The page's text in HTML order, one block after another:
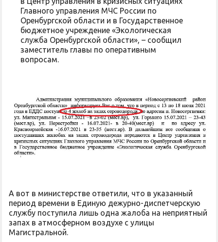
Главного управления МЧС России по
Оренбургской области и в Государственное
бюджетное учреждение «Экологическая
служба Оренбургской области», – сообщил
заместитель главы по оперативным
вопросам.
А вот в министерстве ответили, что в указанный
период времени в Единую дежурно-диспетчерскую
службу поступила лишь одна жалоба на неприятный
запах в атмосферном воздухе с улицы
Магистральной.